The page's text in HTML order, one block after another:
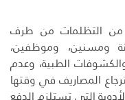
من التظلمات من طرف
ومسنين، وموظفين،
الطبية، وعدم
المصاريف في وقتها